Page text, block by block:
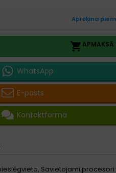
APMAKSĀ
WhatsApp
E-pasts
Kontaktforma
Savietojami